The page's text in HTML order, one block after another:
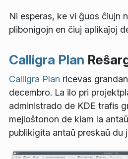
Ni esperas, ke vi ĝuos ĉiujn
plibonigojn en ĉiuj aplikaĵoj
Calligra Plan
Calligra Plan ricevas
decembro. La ilo pri
administrado de KDE trafis
mejloŝtonon de kiam la
publikigita antaŭ preskaŭ du